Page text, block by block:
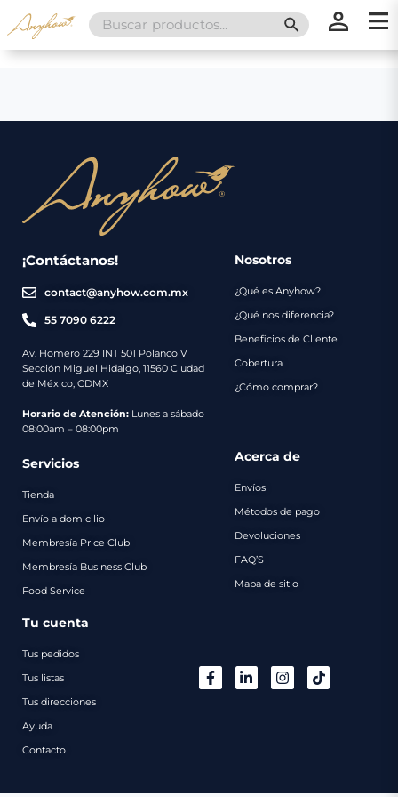
Search
for:
SEARCH
¡Contáctanos!
contact@anyhow.com.mx
55 7090 6222
Av. Homero 229 INT 501 Polanco V
Sección Miguel Hidalgo, 11560 Ciudad
de México, CDMX
Horario de Atención: Lunes a sábado
08:00am – 08:00pm
Nosotros
¿Qué es Anyhow?
¿Qué nos diferencia?
Beneficios de Cliente
Cobertura
¿Cómo comprar?
Servicios
Tienda
Envío a domicilio
Membresía Price Club
Membresía Business Club
Food Service
Acerca de
Envíos
Métodos de pago
Devoluciones
FAQ’S
Mapa de sitio
Tu cuenta
Tus pedidos
Tus listas
Tus direcciones
Ayuda
Contacto
Nosotros
Servicios
Envíos
Métodos
de
Catálogo
Regalos
Contacto